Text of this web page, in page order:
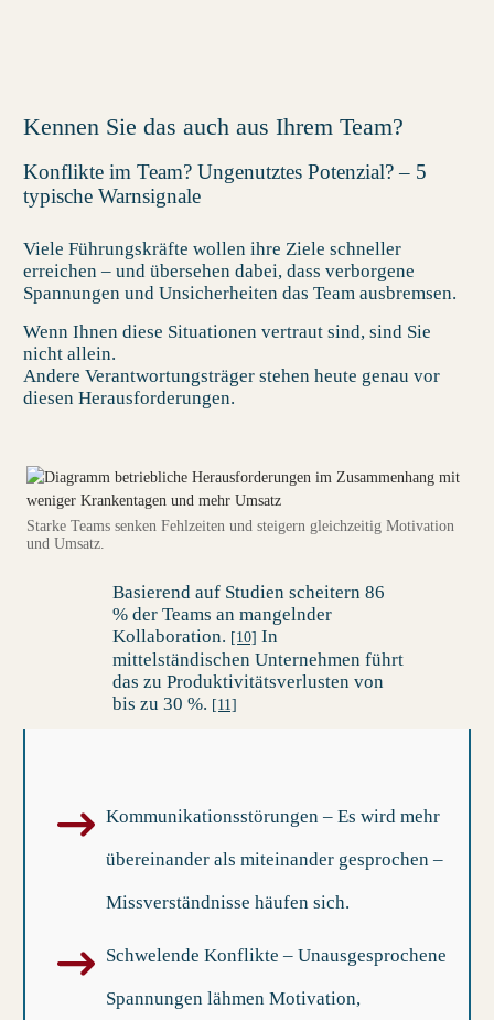
Kennen Sie das auch aus Ihrem Team?
Konflikte im Team? Ungenutztes Potenzial? – 5
typische Warnsignale
Viele Führungskräfte wollen ihre Ziele schneller
erreichen – und übersehen dabei, dass verborgene
Spannungen und Unsicherheiten das Team ausbremsen.
Wenn Ihnen diese Situationen vertraut sind, sind Sie
nicht allein.
Andere Verantwortungsträger stehen heute genau vor
diesen Herausforderungen.
Starke Teams senken Fehlzeiten und steigern gleichzeitig Motivation
und Umsatz.
Basierend auf Studien scheitern 86
% der Teams an mangelnder
Kollaboration. [10] In
mittelständischen Unternehmen führt
das zu Produktivitätsverlusten von
bis zu 30 %. [11]
Kommunikationsstörungen – Es wird mehr
übereinander als miteinander gesprochen –
Missverständnisse häufen sich.
Schwelende Konflikte – Unausgesprochene
Spannungen lähmen Motivation,